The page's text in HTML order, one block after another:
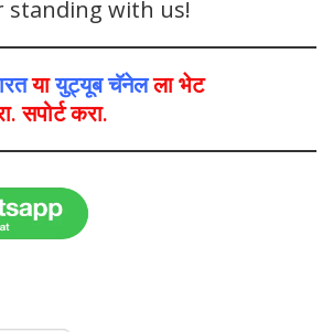
standing with us!
यायुट्यूब चॅनेलला भेट
सपोर्ट करा.